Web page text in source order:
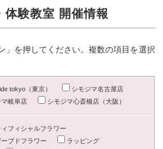
体験教室 開催情報
」を押してください。複数の項目を選択
tokyo（東京）
シモジマ名古屋店
マ岐阜店
シモジマ心斎橋店（大阪）
ィフィシャルフラワー
ーブドフラワー
ラッピング